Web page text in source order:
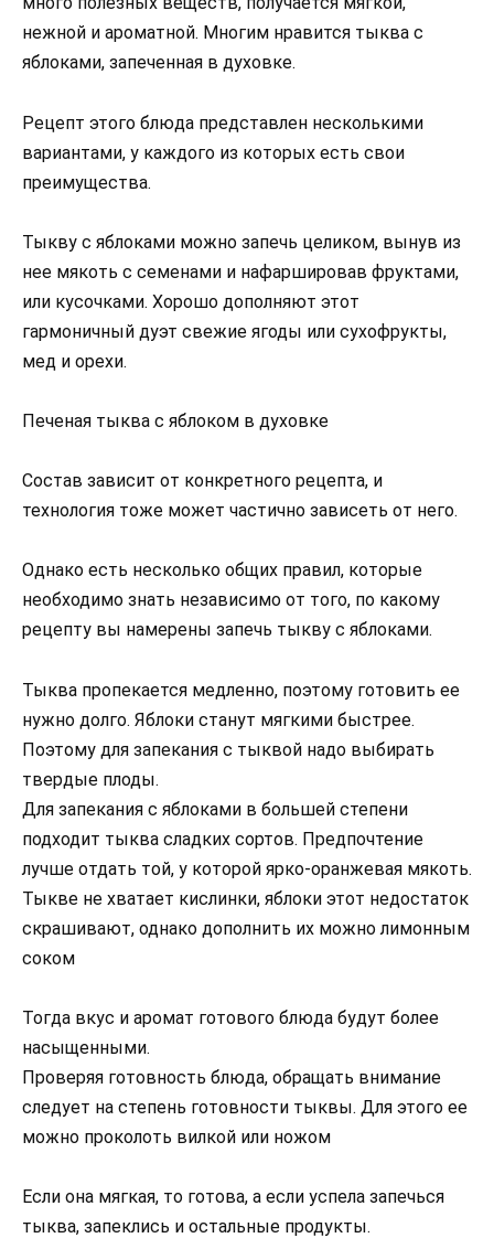
нежной и ароматной. Многим нравится тыква с
яблоками, запеченная в духовке.
Рецепт этого блюда представлен несколькими
вариантами, у каждого из которых есть свои
преимущества.
Тыкву с яблоками можно запечь целиком, вынув из
нее мякоть с семенами и нафаршировав фруктами,
или кусочками. Хорошо дополняют этот
гармоничный дуэт свежие ягоды или сухофрукты,
мед и орехи.
Печеная тыква с яблоком в духовке
Состав зависит от конкретного рецепта, и
технология тоже может частично зависеть от него.
Однако есть несколько общих правил, которые
необходимо знать независимо от того, по какому
рецепту вы намерены запечь тыкву с яблоками.
Тыква пропекается медленно, поэтому готовить ее
нужно долго. Яблоки станут мягкими быстрее.
Поэтому для запекания с тыквой надо выбирать
твердые плоды.
Для запекания с яблоками в большей степени
подходит тыква сладких сортов. Предпочтение
лучше отдать той, у которой ярко-оранжевая мякоть.
Тыкве не хватает кислинки, яблоки этот недостаток
скрашивают, однако дополнить их можно лимонным
соком
Тогда вкус и аромат готового блюда будут более
насыщенными.
Проверяя готовность блюда, обращать внимание
следует на степень готовности тыквы. Для этого ее
можно проколоть вилкой или ножом
Если она мягкая, то готова, а если успела запечься
тыква, запеклись и остальные продукты.